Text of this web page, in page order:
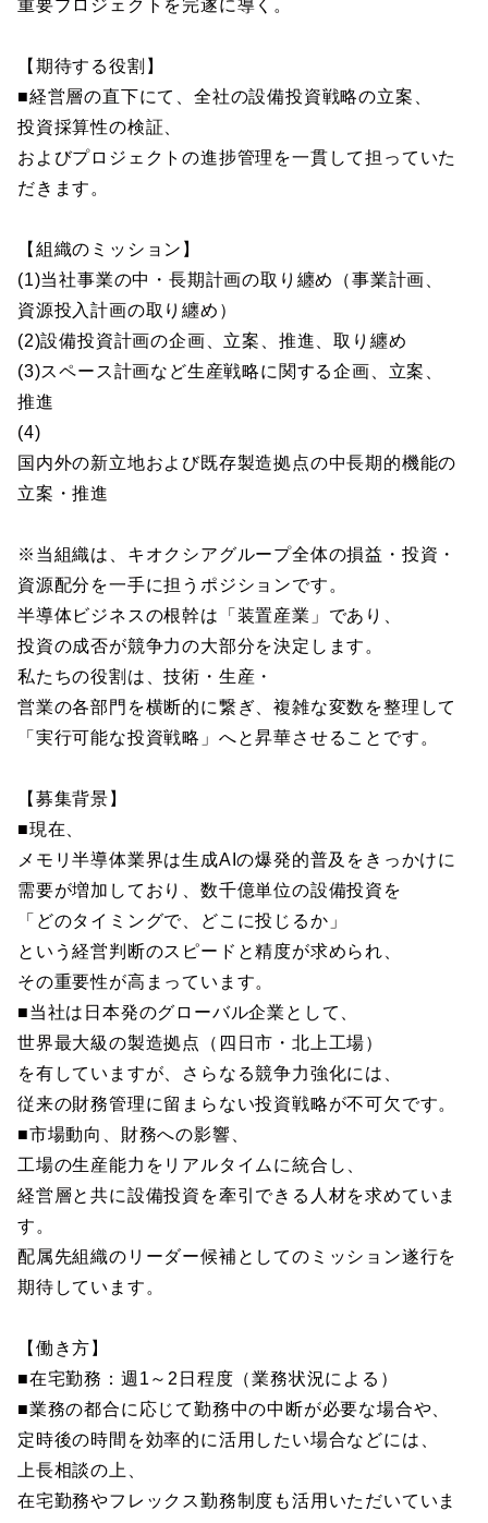
重要プロジェクトを完遂に導く。
【期待する役割】
■経営層の直下にて、全社の設備投資戦略の立案、
投資採算性の検証、
およびプロジェクトの進捗管理を一貫して担っていた
だきます。
【組織のミッション】
(1)当社事業の中・長期計画の取り纏め（事業計画、
資源投入計画の取り纏め）
(2)設備投資計画の企画、立案、推進、取り纏め
(3)スペース計画など生産戦略に関する企画、立案、
推進
(4)
国内外の新立地および既存製造拠点の中長期的機能の
立案・推進
※当組織は、キオクシアグループ全体の損益・投資・
資源配分を一手に担うポジションです。
半導体ビジネスの根幹は「装置産業」であり、
投資の成否が競争力の大部分を決定します。
私たちの役割は、技術・生産・
営業の各部門を横断的に繋ぎ、複雑な変数を整理して
「実行可能な投資戦略」へと昇華させることです。
【募集背景】
■現在、
メモリ半導体業界は生成AIの爆発的普及をきっかけに
需要が増加しており、数千億単位の設備投資を
「どのタイミングで、どこに投じるか」
という経営判断のスピードと精度が求められ、
その重要性が高まっています。
■当社は日本発のグローバル企業として、
世界最大級の製造拠点（四日市・北上工場）
を有していますが、さらなる競争力強化には、
従来の財務管理に留まらない投資戦略が不可欠です。
■市場動向、財務への影響、
工場の生産能力をリアルタイムに統合し、
経営層と共に設備投資を牽引できる人材を求めていま
す。
配属先組織のリーダー候補としてのミッション遂行を
期待しています。
【働き方】
■在宅勤務：週1～2日程度（業務状況による）
■業務の都合に応じて勤務中の中断が必要な場合や、
定時後の時間を効率的に活用したい場合などには、
上長相談の上、
在宅勤務やフレックス勤務制度も活用いただいていま